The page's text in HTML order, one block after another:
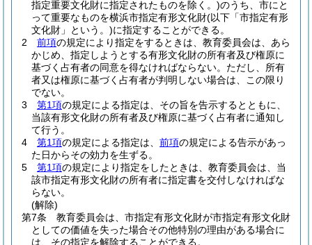
指定重要文化財に指定されたものを除く。)のうち、市にと
って重要なものを横浜市指定有形文化財(以下「市指定有形
文化財」という。)に指定することができる。
2
前項の規定により指定をするときは、教育委員会は、あら
かじめ、指定しようとする有形文化財の所有者及び権原に
基づく占有者の同意を得なければならない。 ただし、所有
者又は権原に基づく占有者が判明しない場合は、この限り
でない。
3
第1項の規定による指定は、その旨を告示するとともに、
当該有形文化財の所有者及び権原に基づく占有者に通知し
て行う。
4
第1項の規定による指定は、 前項の規定による告示があっ
た日からその効力を生ずる。
5
第1項の規定により指定をしたときは、教育委員会は、当
該市指定有形文化財の所有者に指定書を交付しなければな
らない。
(解除)
第7条
教育委員会は、市指定有形文化財が市指定有形文化財
としての価値を失った場合その他特別の理由がある場合に
は、その指定を解除することができる。